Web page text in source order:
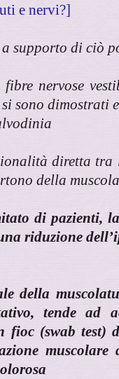
e nervi?]
supporto di ciò
nervose
sono dimostrati
diretta
della
di pazienti,
riduzione
della
tende ad
fioc (swab test)